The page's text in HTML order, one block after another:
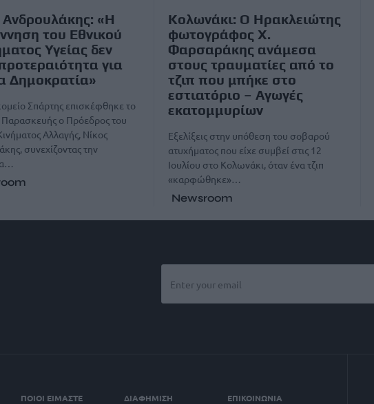
Ανδρουλάκης: «Η
του Εθνικού
Υγείας δεν
για
Δημοκρατία»
Σπάρτης επισκέφθηκε το
Παρασκευής ο Πρόεδρος του
Αλλαγής, Νίκος
συνεχίζοντας την
Κολωνάκι: Ο Ηρακλειώτης
φωτογράφος Χ.
Φαρσαράκης ανάμεσα
στους τραυματίες από το
τζιπ που μπήκε στο
εστιατόριο – Aγωγές
εκατομμυρίων
Εξελίξεις στην υπόθεση του σοβαρού
ατυχήματος που είχε συμβεί στις 12
Ιουλίου στο Κολωνάκι, όταν ένα τζιπ
«καρφώθηκε»…
Newsroom
ΠΟΙΟΙ ΕΙΜΑΣΤΕ ΔΙΑΦΗΜΙΣΗ ΕΠΙΚΟΙΝΩΝΙΑ